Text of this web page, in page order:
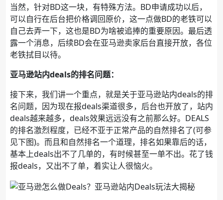
当然，针对BD这一块，有特殊方法。BD申请成功以后，
可以自行在后台把价格调回原价，这一点做BD的老铁可以
自己去弄一下，这也是BD为啥被追捧的重要原因。最后透
露一个消息，后续BD会在亚马逊卖家后台直接开放，各位
老铁拭目以待。
亚马逊站内deals的排名问题：
接下来，我们讲一个重点，就是关于亚马逊站内deals的排
名问题，因为现在报deals渠道很多，后台也开放了，站内
deals越来越多，deals效果远远没有之前那么好。DEALS
的排名激烈程度，已经不亚于正常产品的自然排名了(可参
见下图)。而且和自然排名一个道理，排名如果靠后的话，
基本上deals出不了几单的，有时候甚至一单不出。花了钱
报deals，又出不了单，着实让人很恼火。